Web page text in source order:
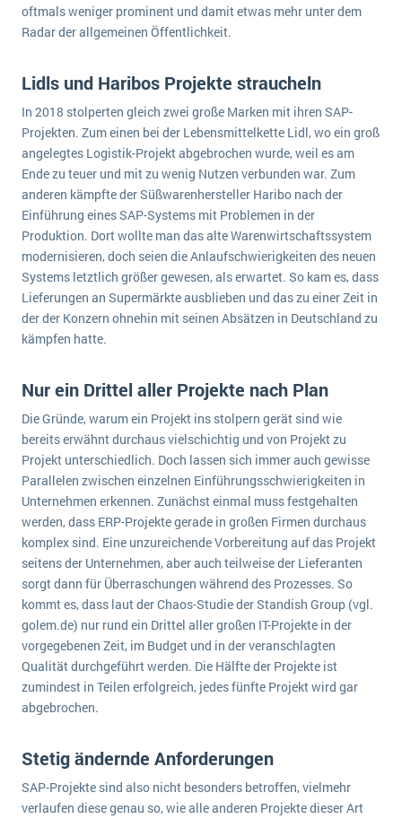
Textil und Mode
Vermietung
Digitale Arbeitsaufträge in Ihrem ERP- oder FSM-System: clever und effizient
ERP News
SAP übernimmt Reltio für eine bessere
Datenintegration
Die „SaaSpocalypse“: Was ist das und was bedeutet es für die Zukunft von Unternehmenssoftware?
SAP investiert mit zwei strategischen Übernahmen in Enterprise-KI
NACHRICHTENARCHIV
oftmals weniger prominent und damit etwas mehr unter dem
Radar der allgemeinen Öffentlichkeit.
Lidls und Haribos Projekte straucheln
In 2018 stolperten gleich zwei große Marken mit ihren SAP-
Projekten. Zum einen bei der Lebensmittelkette Lidl, wo ein groß
angelegtes Logistik-Projekt abgebrochen wurde, weil es am
Ende zu teuer und mit zu wenig Nutzen verbunden war. Zum
anderen kämpfte der Süßwarenhersteller Haribo nach der
Einführung eines SAP-Systems mit Problemen in der
Produktion. Dort wollte man das alte Warenwirtschaftssystem
modernisieren, doch seien die Anlaufschwierigkeiten des neuen
Systems letztlich größer gewesen, als erwartet. So kam es, dass
Lieferungen an Supermärkte ausblieben und das zu einer Zeit in
der der Konzern ohnehin mit seinen Absätzen in Deutschland zu
kämpfen hatte.
Nur ein Drittel aller Projekte nach Plan
Die Gründe, warum ein Projekt ins stolpern gerät sind wie
bereits erwähnt durchaus vielschichtig und von Projekt zu
Projekt unterschiedlich. Doch lassen sich immer auch gewisse
Parallelen zwischen einzelnen Einführungsschwierigkeiten in
Unternehmen erkennen. Zunächst einmal muss festgehalten
werden, dass ERP-Projekte gerade in großen Firmen durchaus
komplex sind. Eine unzureichende Vorbereitung auf das Projekt
seitens der Unternehmen, aber auch teilweise der Lieferanten
sorgt dann für Überraschungen während des Prozesses. So
kommt es, dass laut der Chaos-Studie der Standish Group (vgl.
golem.de) nur rund ein Drittel aller großen IT-Projekte in der
vorgegebenen Zeit, im Budget und in der veranschlagten
Qualität durchgeführt werden. Die Hälfte der Projekte ist
zumindest in Teilen erfolgreich, jedes fünfte Projekt wird gar
abgebrochen.
Stetig ändernde Anforderungen
SAP-Projekte sind also nicht besonders betroffen, vielmehr
verlaufen diese genau so, wie alle anderen Projekte dieser Art